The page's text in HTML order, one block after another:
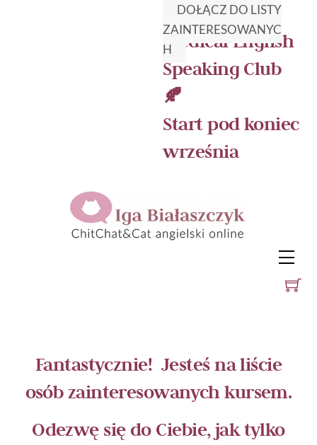
🍂 Jesienny
Medical English
Speaking Club
🍂
Start pod koniec
września
DOŁĄCZ DO LISTY
ZAINTERESOWANYC
H
Fantastycznie! Jesteś na liście
osób zainteresowanych kursem.
Odezwę się do Ciebie, jak tylko